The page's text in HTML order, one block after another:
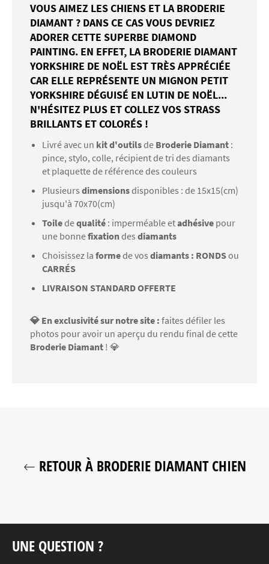
VOUS AIMEZ LES CHIENS ET LA BRODERIE
DIAMANT ? DANS CE CAS VOUS DEVRIEZ
ADORER CETTE SUPERBE DIAMOND
PAINTING. EN EFFET, LA BRODERIE DIAMANT
YORKSHIRE DE NOËL EST TRÈS APPRÉCIÉE
CAR ELLE REPRÉSENTE UN MIGNON PETIT
YORKSHIRE DÉGUISÉ EN LUTIN DE NOËL...
N'HÉSITEZ PLUS ET COLLEZ VOS STRASS
BRILLANTS ET COLORÉS !
Livré avec un kit d'outilsde Broderie Diamant :
pince, stylo, colle, récipient de tri des diamants
et plaquette de référence des couleurs
Plusieurs dimensionsdisponibles : de 15x15(cm)
jusqu'à 70x70(cm)
Toiledequalité : imperméable etadhésive pour
une bonnefixationdes diamants
Choisissez la formede vos diamants : RONDSou
CARRÉS
LIVRAISON STANDARD OFFERTE
💎 En exclusivité sur notre site : faites défiler les
photos pour avoir un aperçu du rendu final de cette
Broderie Diamant ! 💎
RETOUR À BRODERIE DIAMANT CHIEN
UNE QUESTION ?